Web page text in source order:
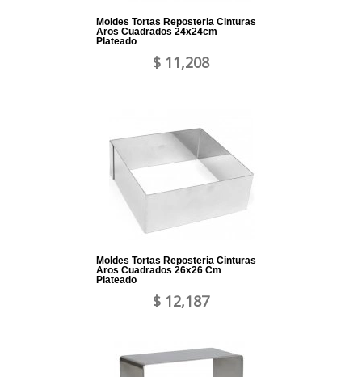
Moldes Tortas Reposteria Cinturas
Aros Cuadrados 24x24cm
Plateado
$ 11,208
Moldes Tortas Reposteria Cinturas
Aros Cuadrados 26x26 Cm
Plateado
$ 12,187